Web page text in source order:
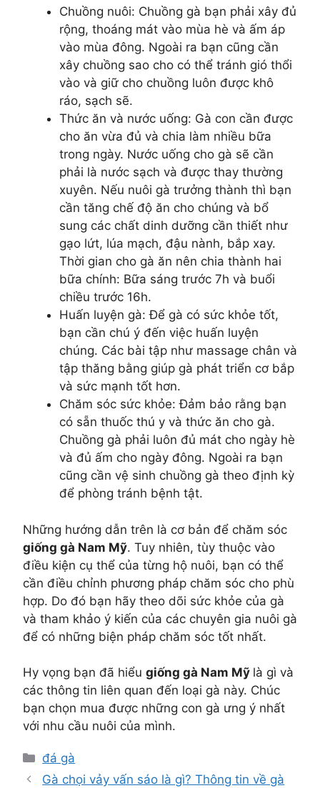
Chuồng nuôi: Chuồng gà bạn phải xây đủ
rộng, thoáng mát vào mùa hè và ấm áp
vào mùa đông. Ngoài ra bạn cũng cần
xây chuồng sao cho có thể tránh gió thổi
vào và giữ cho chuồng luôn được khô
ráo, sạch sẽ.
Thức ăn và nước uống: Gà con cần được
cho ăn vừa đủ và chia làm nhiều bữa
trong ngày. Nước uống cho gà sẽ cần
phải là nước sạch và được thay thường
xuyên. Nếu nuôi gà trưởng thành thì bạn
cần tăng chế độ ăn cho chúng và bổ
sung các chất dinh dưỡng cần thiết như
gạo lứt, lúa mạch, đậu nành, bắp xay.
Thời gian cho gà ăn nên chia thành hai
bữa chính: Bữa sáng trước 7h và buổi
chiều trước 16h.
Huấn luyện gà: Để gà có sức khỏe tốt,
bạn cần chú ý đến việc huấn luyện
chúng. Các bài tập như massage chân và
tập thăng bằng giúp gà phát triển cơ bắp
và sức mạnh tốt hơn.
Chăm sóc sức khỏe: Đảm bảo rằng bạn
có sẵn thuốc thú y và thức ăn cho gà.
Chuồng gà phải luôn đủ mát cho ngày hè
và đủ ấm cho ngày đông. Ngoài ra bạn
cũng cần vệ sinh chuồng gà theo định kỳ
để phòng tránh bệnh tật.
Những hướng dẫn trên là cơ bản để chăm sóc
giống gà Nam Mỹ. Tuy nhiên, tùy thuộc vào
điều kiện cụ thể của từng hộ nuôi, bạn có thể
cần điều chỉnh phương pháp chăm sóc cho phù
hợp. Do đó bạn hãy theo dõi sức khỏe của gà
và tham khảo ý kiến của các chuyên gia nuôi gà
để có những biện pháp chăm sóc tốt nhất.
Hy vọng bạn đã hiểu giống gà Nam Mỹ là gì và
các thông tin liên quan đến loại gà này. Chúc
bạn chọn mua được những con gà ưng ý nhất
với nhu cầu nuôi của mình.
Danh
mục
đá gà
Gà chọi vảy vấn sáo là gì? Thông tin về gà